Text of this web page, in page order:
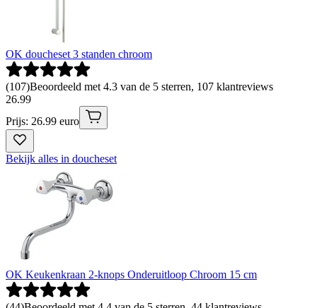
OK doucheset 3 standen chroom
(107)Beoordeeld met 4.3 van de 5 sterren, 107 klantreviews
26.99
Prijs: 26.99 euro
Bekijk alles in doucheset
OK Keukenkraan 2-knops Onderuitloop Chroom 15 cm